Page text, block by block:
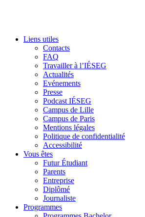
Liens utiles
Contacts
FAQ
Travailler à l’IÉSEG
Actualités
Evénements
Presse
Podcast IÉSEG
Campus de Lille
Campus de Paris
Mentions légales
Politique de confidentialité
Accessibilité
Vous êtes
Futur Étudiant
Parents
Entreprise
Diplômé
Journaliste
Programmes